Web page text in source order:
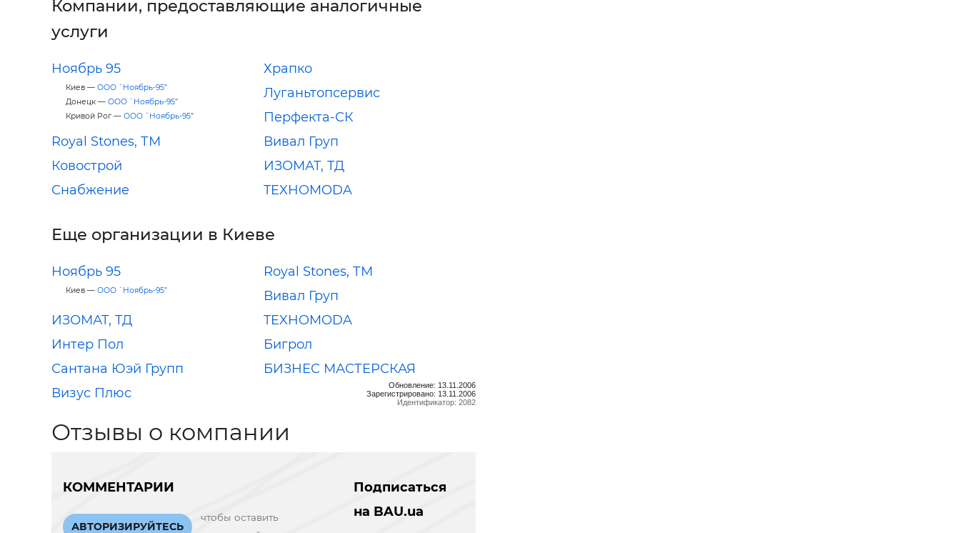
Компании, предоставляющие аналогичные
услуги
Ноябрь 95
Киев — ООО `Ноябрь-95”
Донецк — ООО `Ноябрь-95”
Кривой Рог — ООО `Ноябрь-95”
Храпко
Луганьтопсервис
Перфекта-СК
Royal Stones, ТМ
Вивал Груп
Ковострой
ИЗОМАТ, ТД
Снабжение
TEXHOMODA
Еще организации в Киеве
Ноябрь 95
Киев — ООО `Ноябрь-95”
Royal Stones, ТМ
Вивал Груп
ИЗОМАТ, ТД
TEXHOMODA
Интер Пол
Бигрол
Сантана Юэй Групп
БИЗНЕС МАСТЕРСКАЯ
Визус Плюс
Обновление: 13.11.2006
Зарегистрировано: 13.11.2006
Идентификатор: 2082
Отзывы о компании
КОММЕНТАРИИ
АВТОРИЗИРУЙТЕСЬ
чтобы оставить
Подписаться
на BAU.ua